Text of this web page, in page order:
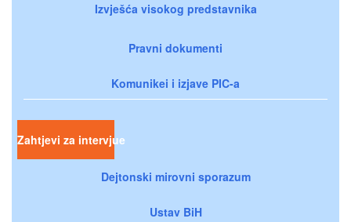
Izvješća visokog predstavnika
Pravni dokumenti
Komunikei i izjave PIC-a
Zahtjevi za intervjue
Dejtonski mirovni sporazum
Ustav BiH